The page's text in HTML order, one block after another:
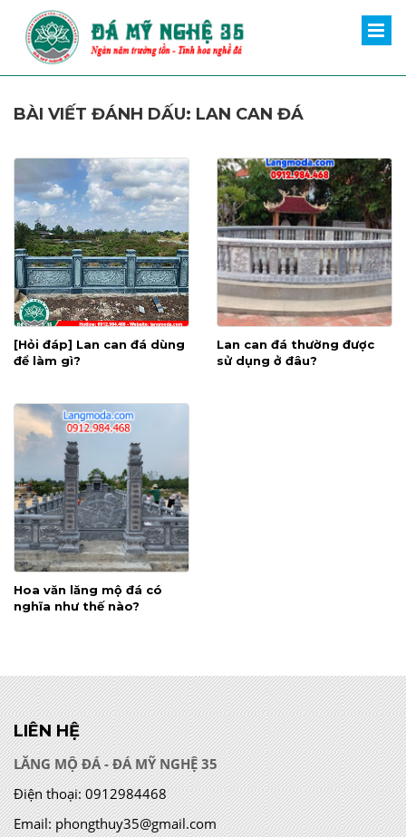
BÀI VIẾT ĐÁNH DẤU: LAN CAN ĐÁ
[Hỏi đáp] Lan can đá dùng
để làm gì?
Lan can đá thường được
sử dụng ở đâu?
Hoa văn lăng mộ đá có
nghĩa như thế nào?
LIÊN HỆ
LĂNG MỘ ĐÁ - ĐÁ MỸ NGHỆ 35
Điện thoại: 0912984468
Email: phongthuy35@gmail.com